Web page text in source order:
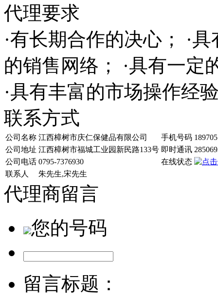
代理要求
·有长期合作的决心； ·
的销售网络； ·具有一定
·具有丰富的市场操作经
联系方式
公司名称 江西樟树市庆仁保健品有限公司 手机号码
公司地址 江西樟树市福城工业园新民路133号 即时通讯
公司电话 0795-7376930
在线状态
联系人
朱先生,宋先生
代理商留言
您的号码
留言标题：